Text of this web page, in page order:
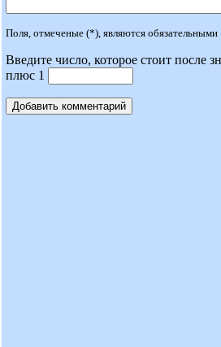
Поля, отмеченые (*), являются обязательными
Введите число, которое стоит после
плюс 1